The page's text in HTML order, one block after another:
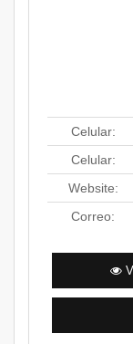
Celular:
Celular:
Website:
Correo: